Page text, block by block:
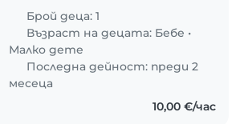
one. Our baby is full of life and
affection, always ready for fun!
We have pets at home,..
Брой деца: 1
Възраст на децата: Бебе •
Малко дете
Последна дейност: преди 2
месеца
10,00 €/час